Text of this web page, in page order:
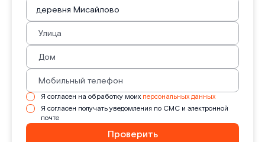
Я согласен на обработку моих персональных данных
Я согласен получать уведомления по СМС и электронной
почте
Проверить